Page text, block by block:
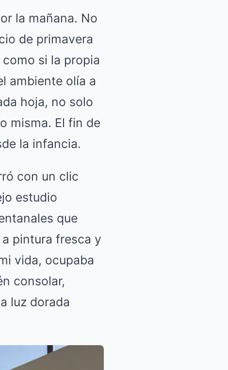
la mañana. No
de primavera
si la propia
ambiente olía a
hoja, no solo
misma. El fin de
la infancia.
con un clic
estudio
que
pintura fresca y
vida, ocupaba
consolar,
luz dorada